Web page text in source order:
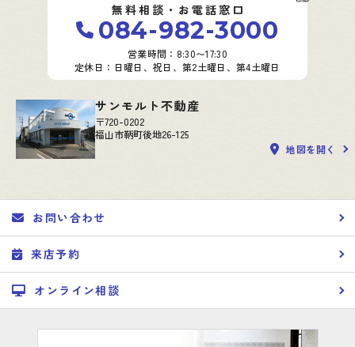
無料相談・お電話窓口
084-982-3000
営業時間：8:30〜17:30
定休日：日曜日、祝日、第2土曜日、第4土曜日
サンモルト不動産
〒720-0202
福山市鞆町後地26-125
地図を開く
お問い合わせ
来店予約
オンライン相談